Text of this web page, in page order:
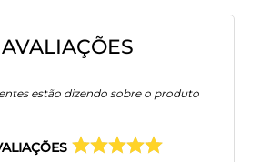
AVALIAÇÕES
estão dizendo sobre o produto